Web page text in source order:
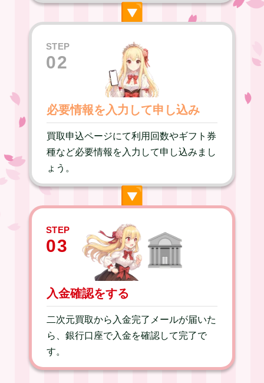
▶︎
STEP
02
必要情報を入力して申し込み
買取申込ページにて利用回数やギフト券
種など必要情報を入力して申し込みまし
ょう。
▶︎
STEP
03
入金確認をする
二次元買取から入金完了メールが届いた
ら、銀行口座で入金を確認して完了で
す。